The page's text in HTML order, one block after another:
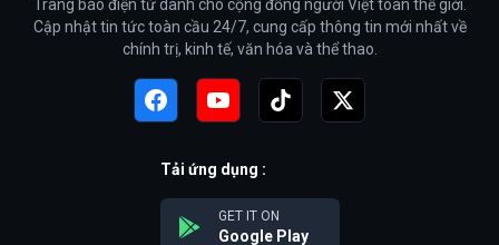
Trang báo điện tử dành cho cộng đồng người Việt toàn thế giới.
Cập nhật tin tức toàn cầu 24/7, cung cấp thông tin mới nhất về
chính trị, kinh tế, văn hóa và thể thao.
Tải ứng dụng :
GET IT ON
Google Play